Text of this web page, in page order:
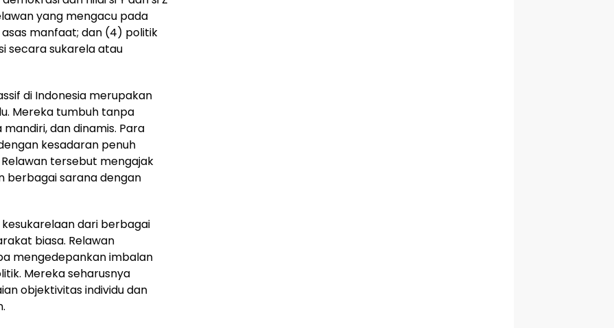
yang mengacu pada
manfaat; dan (4) politik
secara sukarela atau
di Indonesia merupakan
Mereka tumbuh tanpa
dan dinamis. Para
kesadaran penuh
tersebut mengajak
berbagai sarana dengan
dari berbagai
biasa. Relawan
mengedepankan imbalan
Mereka seharusnya
objektivitas individu dan